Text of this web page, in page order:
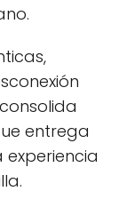
entrega